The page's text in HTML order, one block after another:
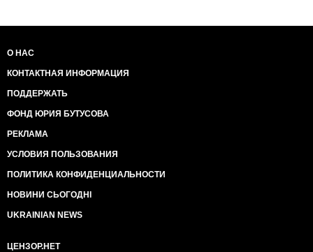
О НАС
КОНТАКТНАЯ ИНФОРМАЦИЯ
ПОДДЕРЖАТЬ
ФОНД ЮРИЯ БУТУСОВА
РЕКЛАМА
УСЛОВИЯ ПОЛЬЗОВАНИЯ
ПОЛИТИКА КОНФИДЕНЦИАЛЬНОСТИ
НОВИНИ СЬОГОДНІ
UKRAINIAN NEWS
ЦЕНЗОР.НЕТ